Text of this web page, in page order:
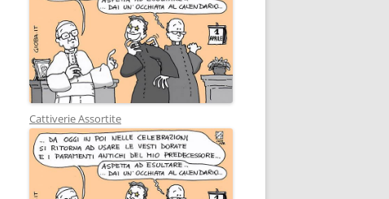
Cattiverie Assortite